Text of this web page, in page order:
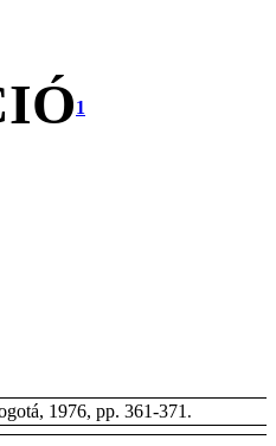
1
1976, pp. 361-371 .